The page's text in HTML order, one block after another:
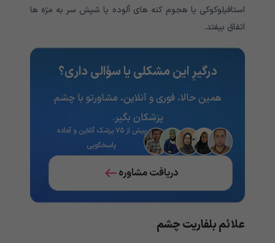
استافیلوکوکی یا هجوم کنه های آلوده یا شپش سر به مژه ها
اتفاق بیفتد.
درگیرِ این مشکلی یا سؤالی داری؟
همین حالا، فوری و آنلاین، مشاورتو با چشم
پزشکان بگیر.
بیش از ۷۵ پزشک آنلاین و آماده
پاسخگویی
دریافت مشاوره
علائم بلفاریت چشم